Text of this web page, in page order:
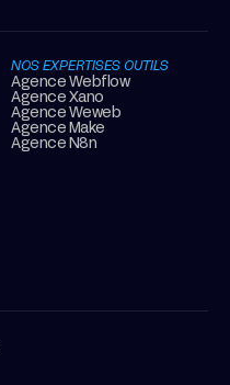
NOS EXPERTISES OUTILS
Agence Webflow
Agence Xano
Agence Weweb
Agence Make
Agence N8n